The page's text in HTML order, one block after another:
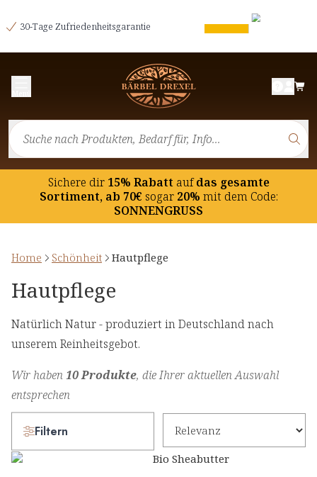
30-Tage Zufriedenheitsgarantie
Sichere dir15% Rabatt aufdas gesamte
Sortiment, ab 70€ sogar20% mit dem Code:
SONNENGRUSS
Home Schönheit Hautpflege
Hautpflege
Natürlich Natur - produziert in Deutschland nach
unserem Reinheitsgebot.
Wir haben10 Produkte, die Ihrer aktuellen Auswahl
entsprechen
Filtern
Bio Sheabutter